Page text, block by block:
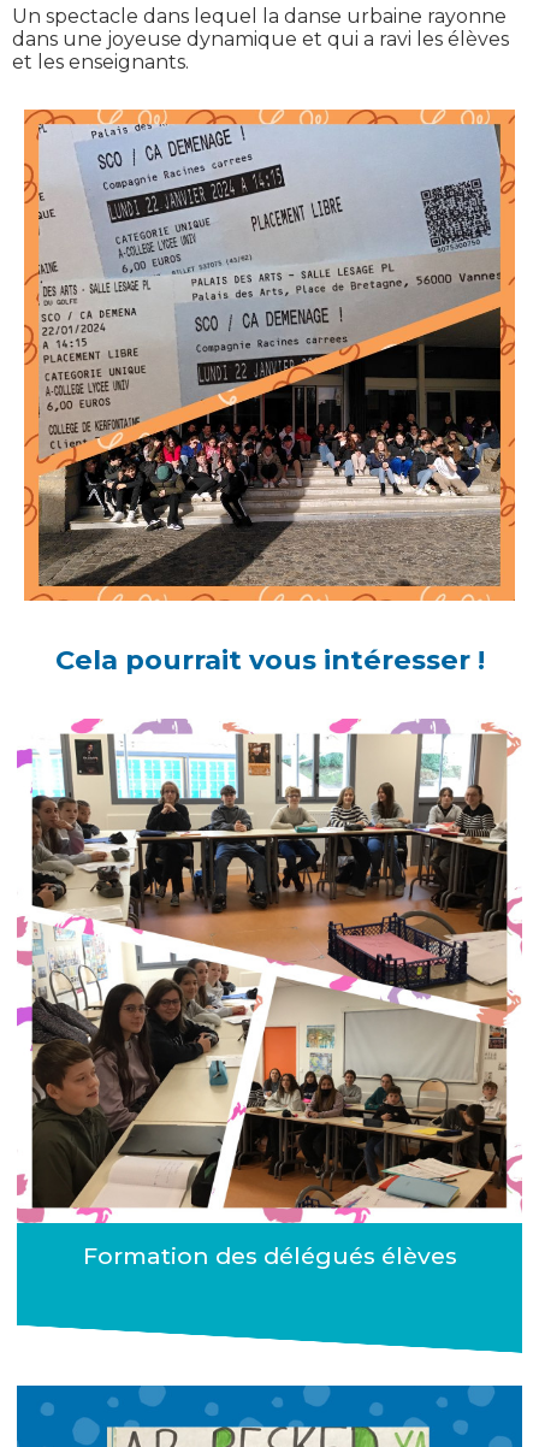
Un spectacle dans lequel la danse urbaine rayonne
dans une joyeuse dynamique et qui a ravi les élèves
et les enseignants.
Cela pourrait vous intéresser !
Formation des délégués élèves